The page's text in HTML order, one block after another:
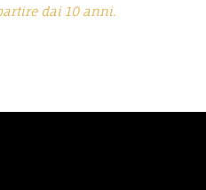
dai 10 anni.